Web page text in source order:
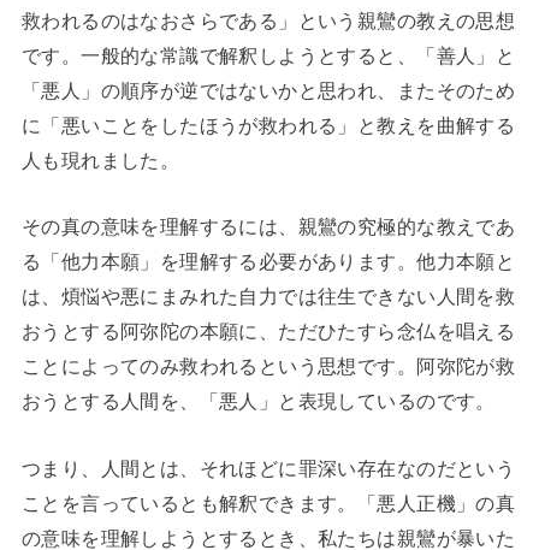
救われるのはなおさらである」という親鸞の教えの思想
です。一般的な常識で解釈しようとすると、「善人」と
「悪人」の順序が逆ではないかと思われ、またそのため
に「悪いことをしたほうが救われる」と教えを曲解する
人も現れました。
その真の意味を理解するには、親鸞の究極的な教えであ
る「他力本願」を理解する必要があります。他力本願と
は、煩悩や悪にまみれた自力では往生できない人間を救
おうとする阿弥陀の本願に、ただひたすら念仏を唱える
ことによってのみ救われるという思想です。阿弥陀が救
おうとする人間を、「悪人」と表現しているのです。
つまり、人間とは、それほどに罪深い存在なのだという
ことを言っているとも解釈できます。「悪人正機」の真
の意味を理解しようとするとき、私たちは親鸞が暴いた